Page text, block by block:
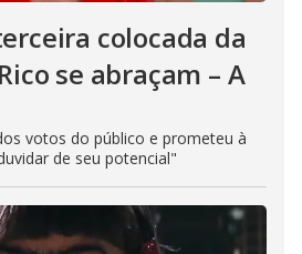
colocada da
se abraçam – A
votos do público e prometeu à
de seu potencial"